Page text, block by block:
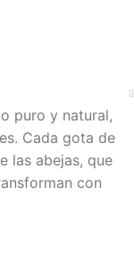
puro y natural,
Cada gota de
las abejas, que
con